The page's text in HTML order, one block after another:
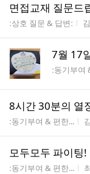
면접교재 질문드
게시판명
ː상호 질문 & 답변ː
7월 17
게시판명
ː동기부여
8시간 30분의 열
게시판명
ː동기부여 & 편한...
모두모두 파이팅!
게시판명
ː동기부여 & 편한...